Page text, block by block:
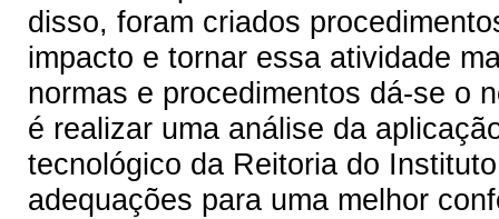
disso, foram criados
impacto e tornar essa atividade
normas e procedimentos dá-se o
é realizar uma análise da
tecnológico da Reitoria do
adequações para uma melhor